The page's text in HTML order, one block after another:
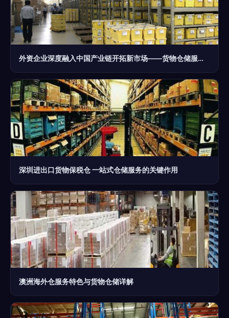
外资企业深度融入中国产业链开拓新市场——货物仓储服务的战略价值与实践路径
深圳进出口货物保税仓 一站式仓储服务的关键作用
澳洲海外仓服务特色与货物仓储详解